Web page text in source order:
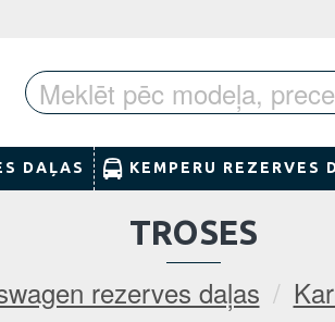
DAĻAS KEMPERU REZERVES
rezerves daļas
TROSES